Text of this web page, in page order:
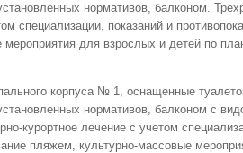
нормативов, балконом.
специализации, показаний и
для взрослых и детей по
корпуса № 1, оснащенные
нормативов, балконом с
курортное лечение с учетом
пляжем, культурно-массовые